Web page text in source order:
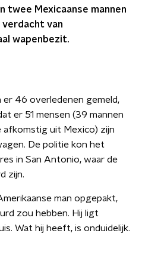
twee Mexicaanse mannen
verdacht van
wapenbezit.
46 overledenen gemeld,
er 51 mensen (39 mannen
afkomstig uit Mexico) zijn
De politie kon het
in San Antonio, waar de
zijn.
man opgepakt,
zou hebben. Hij ligt
Wat hij heeft, is onduidelijk.